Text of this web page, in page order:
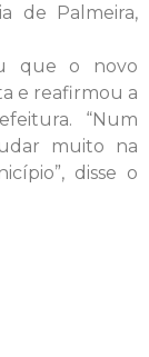
de Palmeira,
que o novo
e reafirmou a
“Num
muito na
disse o